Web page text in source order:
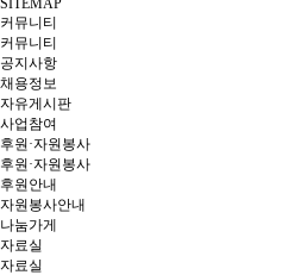
SITEMAP
커뮤니티
커뮤니티
공지사항
채용정보
자유게시판
사업참여
후원·자원봉사
후원·자원봉사
후원안내
자원봉사안내
나눔가게
자료실
자료실